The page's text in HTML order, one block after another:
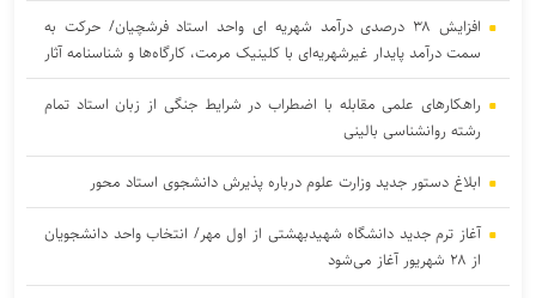
افزایش ۳۸ درصدی درآمد شهریه ای واحد استاد فرشچیان/ حرکت به
سمت درآمد پایدار غیرشهریه‌ای با کلینیک مرمت، کارگاه‌ها و شناسنامه آثار
راهکارهای علمی مقابله با اضطراب در شرایط جنگی از زبان استاد تمام
رشته روانشناسی بالینی
ابلاغ دستور جدید وزارت علوم درباره پذیرش دانشجوی استاد محور
آغاز ترم جدید دانشگاه شهیدبهشتی از اول مهر/ انتخاب واحد دانشجویان
از ۲۸ شهریور آغاز می‌شود